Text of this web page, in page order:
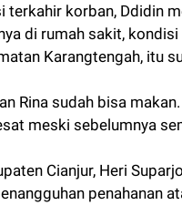
korban, Ddidin
di rumah sakit,
Karangtengah, itu
Rina sudah bisa
meski sebelumnya
Cianjur, Heri
penahanan